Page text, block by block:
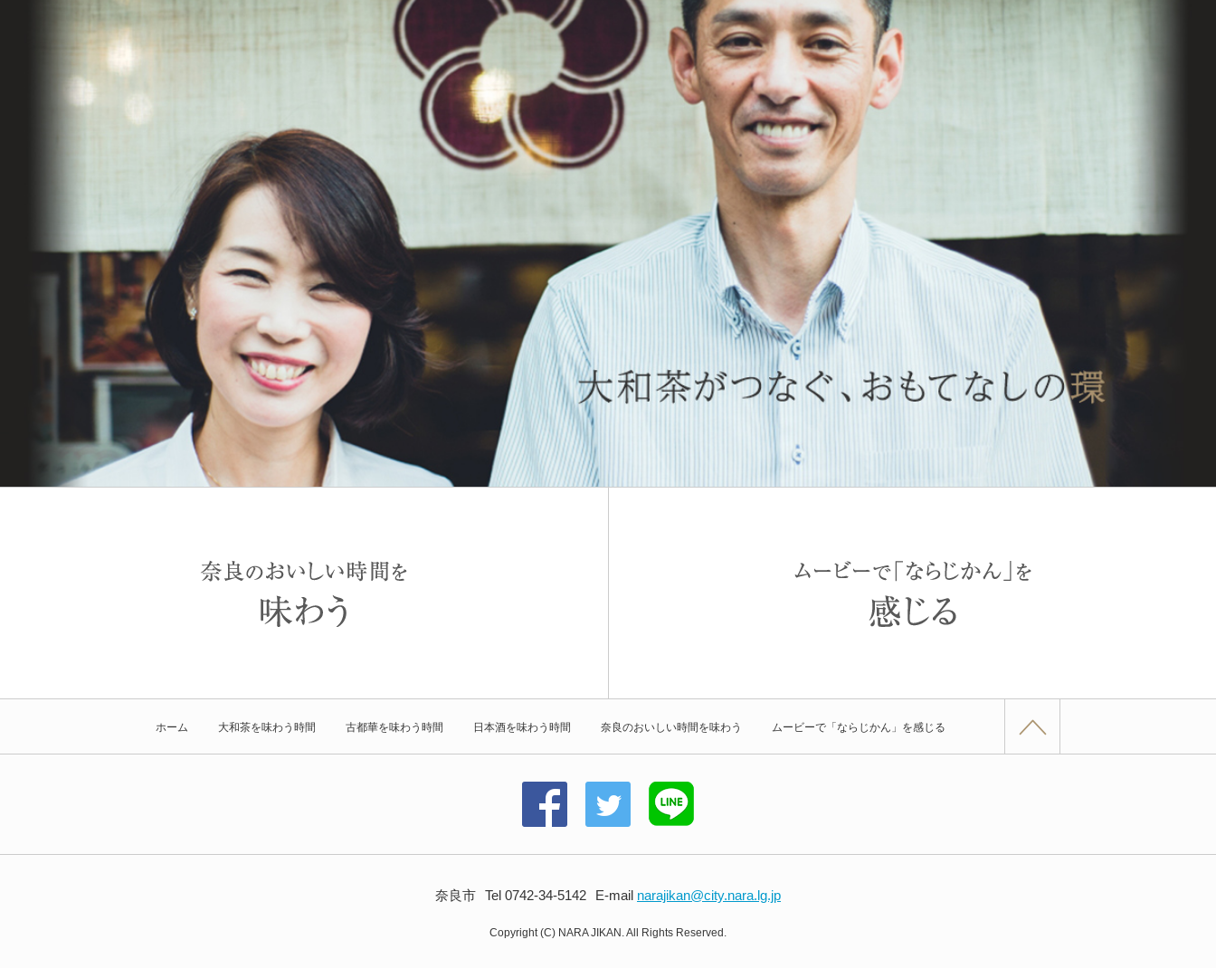
ホーム 大和茶を味わう時間 古都華を味わう時間 日本酒を味わう時間 奈良のおいしい時間を味わう ムービーで「ならじかん」を感じる
奈良市 Tel 0742-34-5142 E-mail narajikan@city.nara.lg.jp
Copyright (C) NARA JIKAN. All Rights Reserved.